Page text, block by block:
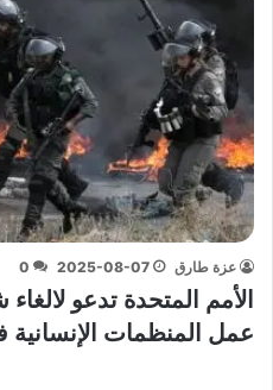
عزة طارق 2025-08-07
0
الأمم المتحدة تدعو
عمل المنظمات